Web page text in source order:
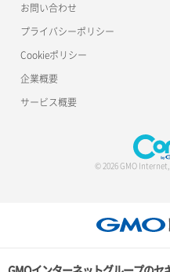
お問い合わせ
プライバシーポリシー
Cookieポリシー
企業概要
サービス概要
© 2026 GMO